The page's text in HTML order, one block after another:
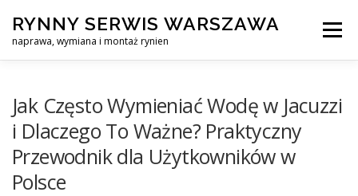
content
RYNNY SERWIS WARSZAWA
naprawa, wymiana i montaż rynien
Menu
SERWIS RYNNY WARSZAWA
Jak Często Wymieniać Wodę w Jacuzzi
i Dlaczego To Ważne? Praktyczny
Przewodnik dla Użytkowników w
Polsce